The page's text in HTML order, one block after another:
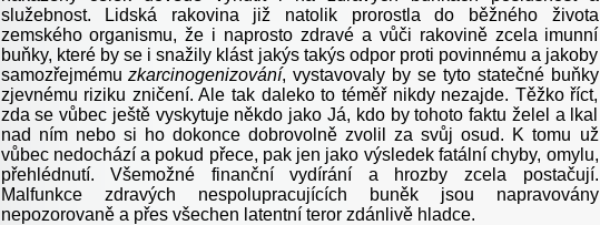
služebnost. Lidská rakovina již natolik prorostla do běžného života
zemského organismu, že i naprosto zdravé a vůči rakovině zcela imunní
buňky, které by se i snažily klást jakýs takýs odpor proti povinnému a jakoby
samozřejmémuzkarcinogenizování, vystavovaly by se tyto statečné buňky
zjevnému riziku zničení. Ale tak daleko to téměř nikdy nezajde. Těžko říct,
zda se vůbec ještě vyskytuje někdo jako Já, kdo by tohoto faktu želel a lkal
nad ním nebo si ho dokonce dobrovolně zvolil za svůj osud. K tomu už
vůbec nedochází a pokud přece, pak jen jako výsledek fatální chyby, omylu,
přehlédnutí. Všemožné finanční vydírání a hrozby zcela postačují.
Malfunkce zdravých nespolupracujících buněk jsou napravovány
nepozorovaně a přes všechen latentní teror zdánlivě hladce.